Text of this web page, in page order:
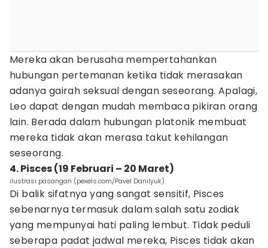
Mereka akan berusaha mempertahankan
hubungan pertemanan ketika tidak merasakan
adanya gairah seksual dengan seseorang. Apalagi,
Leo dapat dengan mudah membaca pikiran orang
lain. Berada dalam hubungan platonik membuat
mereka tidak akan merasa takut kehilangan
seseorang.
4. Pisces (19 Februari – 20 Maret)
ilustrasi pasangan (pexels.com/Pavel Danilyuk)
Di balik sifatnya yang sangat sensitif, Pisces
sebenarnya termasuk dalam salah satu zodiak
yang mempunyai hati paling lembut. Tidak peduli
seberapa padat jadwal mereka, Pisces tidak akan